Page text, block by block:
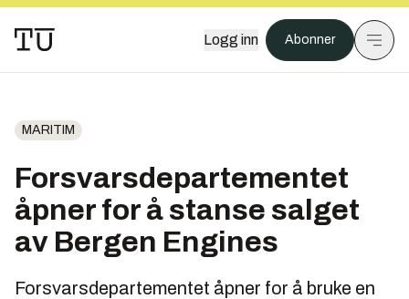
Logg inn Abonner
MARITIM
Forsvarsdepartementet
åpner for å stanse salget
av Bergen Engines
Forsvarsdepartementet åpner for å bruke en